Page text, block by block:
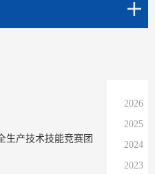
生产技术技能竞赛团
2026
2025
2024
2023